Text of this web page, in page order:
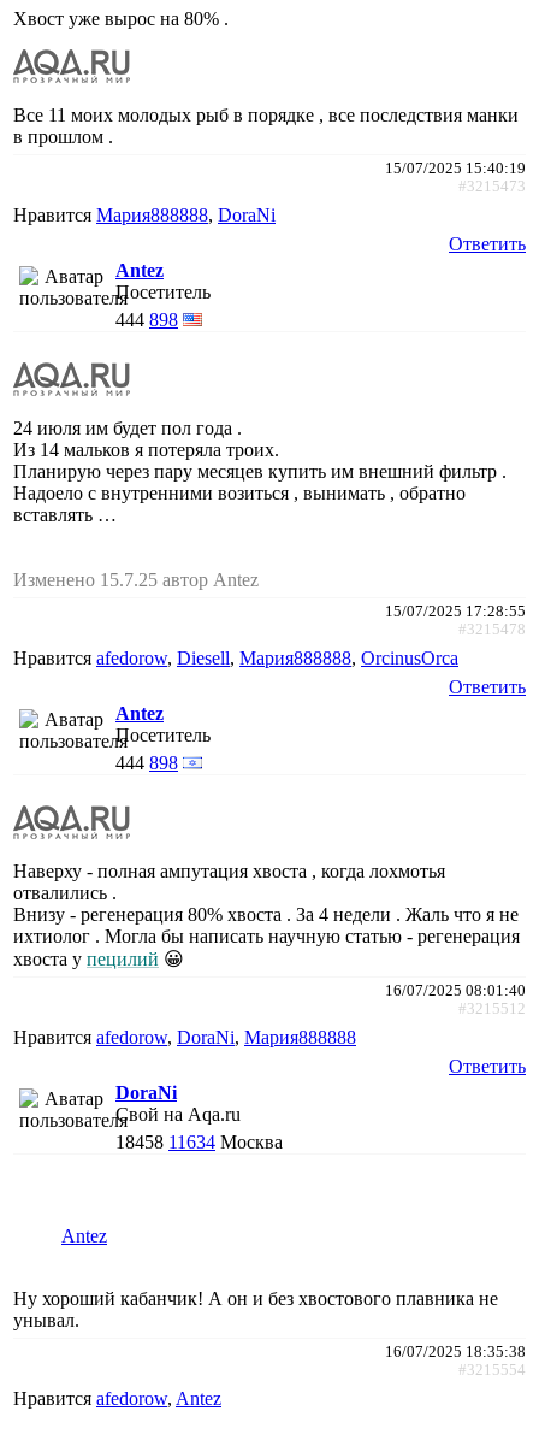
Хвост уже вырос на 80% .
Все 11 моих молодых рыб в порядке , все последствия манки
в прошлом .
15/07/2025 15:40:19
#3215473
Нравится Мария888888, DoraNi
Ответить
Antez
Посетитель
444 898
24 июля им будет пол года .
Из 14 мальков я потеряла троих.
Планирую через пару месяцев купить им внешний фильтр .
Надоело с внутренними возиться , вынимать , обратно
вставлять …
Изменено 15.7.25 автор Antez
15/07/2025 17:28:55
#3215478
Нравится afedorow, Diesell, Мария888888, ОrcinusОrca
Ответить
Antez
Посетитель
444 898
Наверху - полная ампутация хвоста , когда лохмотья
отвалились .
Внизу - регенерация 80% хвоста . За 4 недели . Жаль что я не
ихтиолог . Могла бы написать научную статью - регенерация
хвоста у пецилий 😀
16/07/2025 08:01:40
#3215512
Нравится afedorow, DoraNi, Мария888888
Ответить
DoraNi
Свой на Aqa.ru
18458 11634 Москва
Antez
Ну хороший кабанчик! А он и без хвостового плавника не
унывал.
16/07/2025 18:35:38
#3215554
Нравится afedorow, Antez